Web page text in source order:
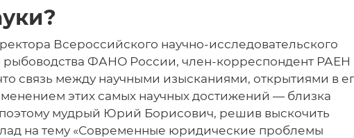
Всероссийского научно-исследовательского
рыбоводства ФАНО России, член-корреспондент РАЕН
связь между научными изысканиями, открытиями в
этих самых научных достижений — близка
мудрый Юрий Борисович, решив выскочить
на тему «Современные юридические проблемы